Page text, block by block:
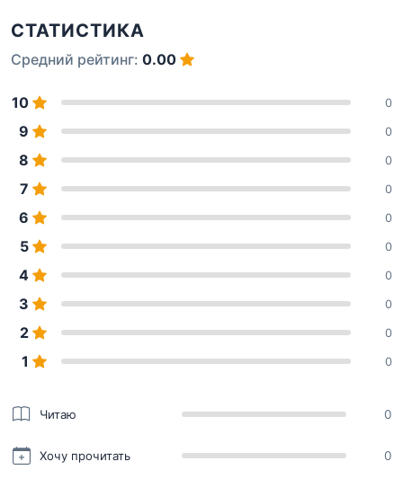
СТАТИСТИКА
Средний рейтинг: 0.00
10 0
9 0
8 0
7 0
6 0
5 0
4 0
3 0
2 0
1 0
Читаю 0
Хочу прочитать 0